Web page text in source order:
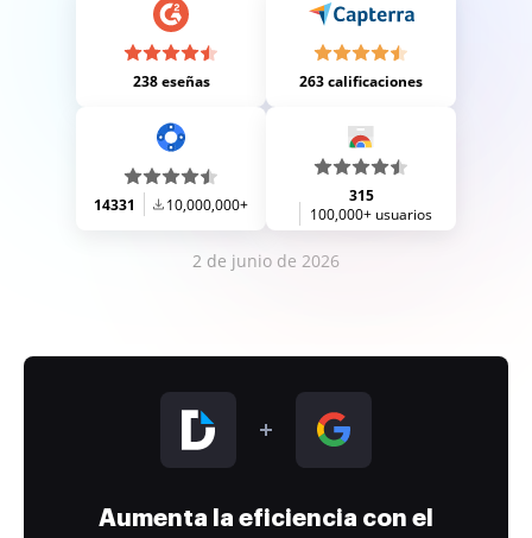
238 eseñas 263 calificaciones
14331 10,000,000+
315
100,000+ usuarios
2 de junio de 2026
Aumenta la eficiencia con el